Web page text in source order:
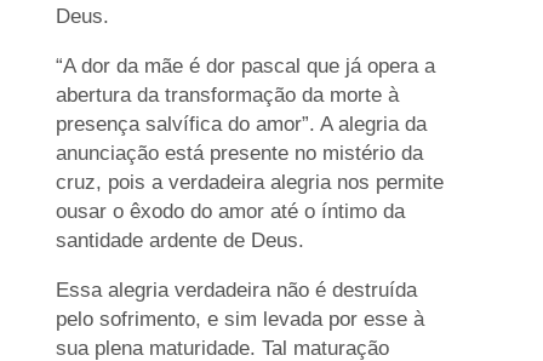
Deus.
“A dor da mãe é dor pascal que já opera a
abertura da transformação da morte à
presença salvífica do amor”. A alegria da
anunciação está presente no mistério da
cruz, pois a verdadeira alegria nos permite
ousar o êxodo do amor até o íntimo da
santidade ardente de Deus.
Essa alegria verdadeira não é destruída
pelo sofrimento, e sim levada por esse à
sua plena maturidade. Tal maturação